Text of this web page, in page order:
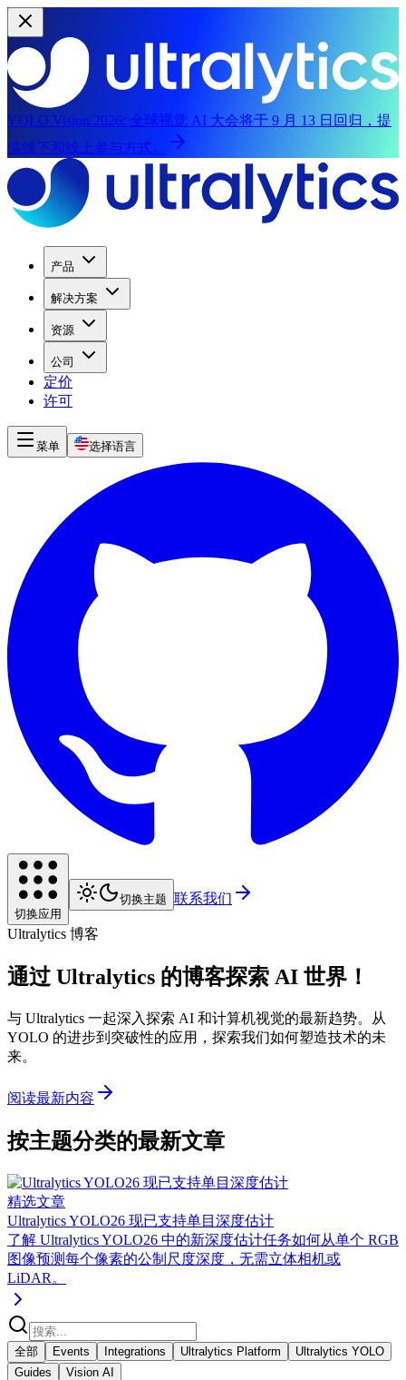
YOLO Vision 2026: 全球视觉 AI 大会将于 9 月 13 日回归，提
供线下和线上参与方式。
产品
解决方案
资源
公司
定价
许可
菜单 选择语言
切换应用
切换主题 联系我们
Ultralytics 博客
通过 Ultralytics 的博客探索 AI 世界！
与 Ultralytics 一起深入探索 AI 和计算机视觉的最新趋势。从
YOLO 的进步到突破性的应用，探索我们如何塑造技术的未
来。
阅读最新内容
按主题分类的最新文章
精选文章
Ultralytics YOLO26 现已支持单目深度估计
了解 Ultralytics YOLO26 中的新深度估计任务如何从单个 RGB
图像预测每个像素的公制尺度深度，无需立体相机或
LiDAR。
全部 Events Integrations Ultralytics Platform
Ultralytics YOLO
Guides
Vision AI